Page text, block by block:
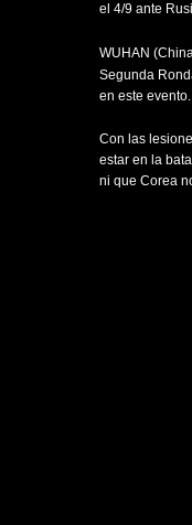
el 4/9 ante
WUHAN
Segunda
en este evento.
Con las
estar en la
ni que Corea